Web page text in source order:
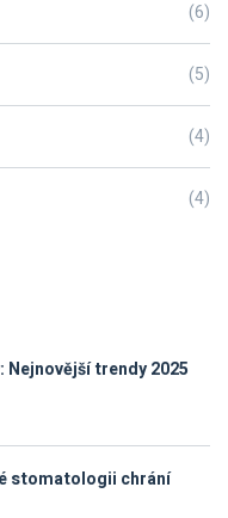
(6)
(5)
(4)
(4)
Nejnovější trendy 2025
stomatologii chrání